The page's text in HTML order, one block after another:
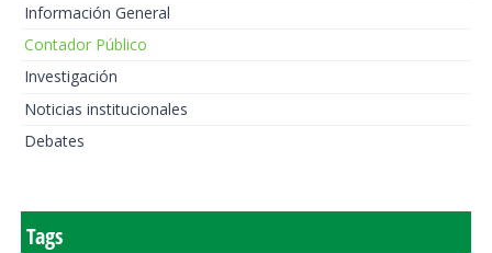
Información General
Contador Público
Investigación
Noticias institucionales
Debates
Tags